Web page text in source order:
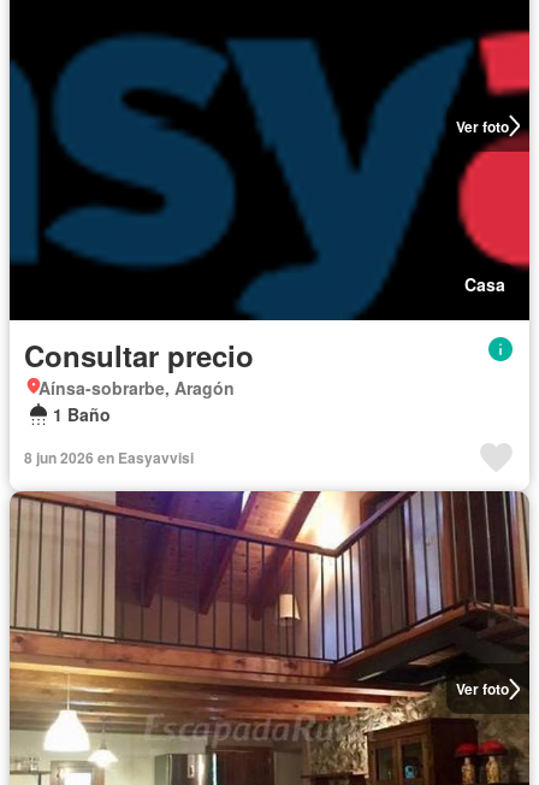
Ver foto
Casa
Consultar precio
Aínsa-sobrarbe, Aragón
1 Baño
8 jun 2026 en Easyavvisi
Ver foto